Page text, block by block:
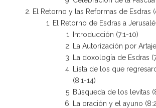
El Retorno y las Reformas de Esdras
El Retorno de Esdras a
Introducción (7:1-10)
La Autorización por
La doxología de Esdras
Lista de los que
(8:1-14)
Búsqueda de los levitas
La oración y el ayuno